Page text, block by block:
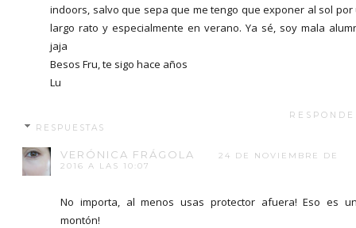
indoors, salvo que sepa que me tengo que exponer al sol por
largo rato y especialmente en verano. Ya sé, soy mala
jaja
Besos Fru, te sigo hace años
Lu
RESPUESTAS
VERÓNICA FRÁGOLA
24 DE NOVIEMBRE DE
2016 A LAS 10:07
No importa, al menos usas protector afuera! Eso es
montón!